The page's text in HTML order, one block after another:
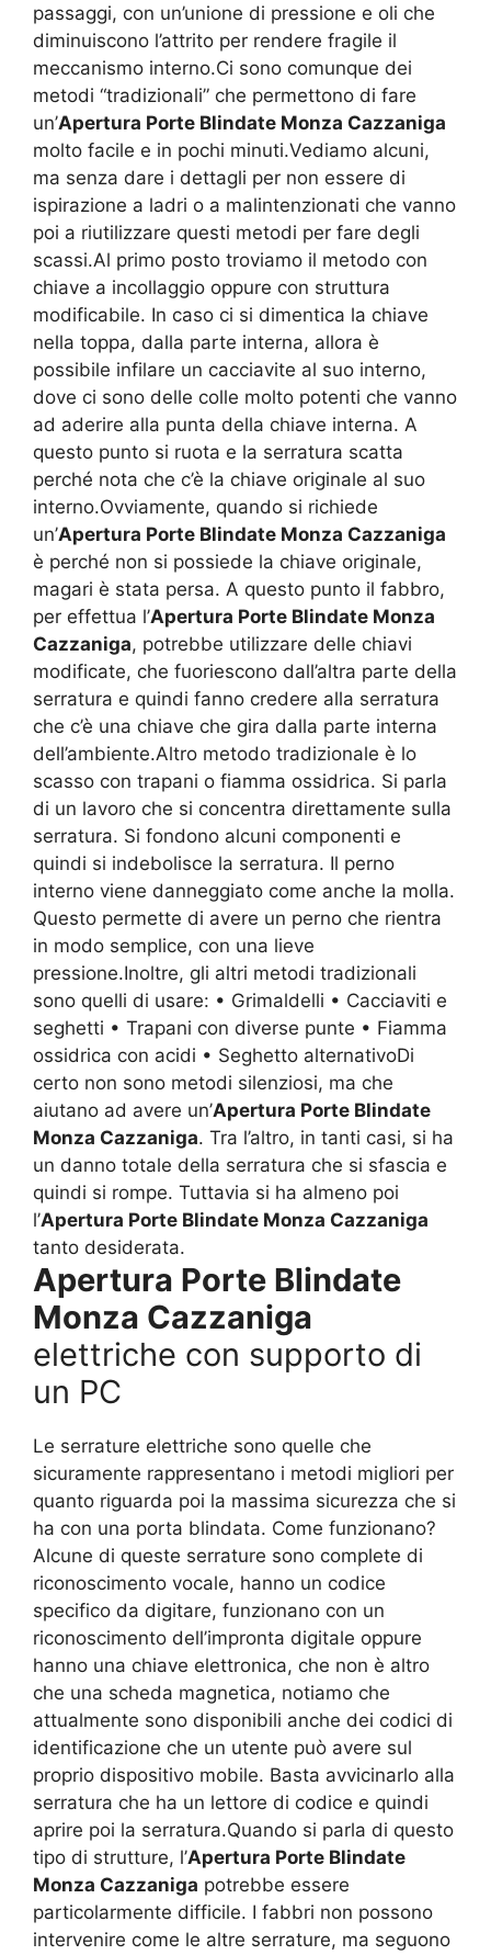
passaggi, con un’unione di pressione e oli che
diminuiscono l’attrito per rendere fragile il
meccanismo interno.Ci sono comunque dei
metodi “tradizionali” che permettono di fare
un’Apertura Porte Blindate Monza Cazzaniga
molto facile e in pochi minuti.Vediamo alcuni,
ma senza dare i dettagli per non essere di
ispirazione a ladri o a malintenzionati che vanno
poi a riutilizzare questi metodi per fare degli
scassi.Al primo posto troviamo il metodo con
chiave a incollaggio oppure con struttura
modificabile. In caso ci si dimentica la chiave
nella toppa, dalla parte interna, allora è
possibile infilare un cacciavite al suo interno,
dove ci sono delle colle molto potenti che vanno
ad aderire alla punta della chiave interna. A
questo punto si ruota e la serratura scatta
perché nota che c’è la chiave originale al suo
interno.Ovviamente, quando si richiede
un’Apertura Porte Blindate Monza Cazzaniga
è perché non si possiede la chiave originale,
magari è stata persa. A questo punto il fabbro,
per effettua l’Apertura Porte Blindate Monza
Cazzaniga, potrebbe utilizzare delle chiavi
modificate, che fuoriescono dall’altra parte della
serratura e quindi fanno credere alla serratura
che c’è una chiave che gira dalla parte interna
dell’ambiente.Altro metodo tradizionale è lo
scasso con trapani o fiamma ossidrica. Si parla
di un lavoro che si concentra direttamente sulla
serratura. Si fondono alcuni componenti e
quindi si indebolisce la serratura. Il perno
interno viene danneggiato come anche la molla.
Questo permette di avere un perno che rientra
in modo semplice, con una lieve
pressione.Inoltre, gli altri metodi tradizionali
sono quelli di usare: • Grimaldelli • Cacciaviti e
seghetti • Trapani con diverse punte • Fiamma
ossidrica con acidi • Seghetto alternativoDi
certo non sono metodi silenziosi, ma che
aiutano ad avere un’Apertura Porte Blindate
Monza Cazzaniga. Tra l’altro, in tanti casi, si ha
un danno totale della serratura che si sfascia e
quindi si rompe. Tuttavia si ha almeno poi
l’Apertura Porte Blindate Monza Cazzaniga
tanto desiderata.
Apertura Porte Blindate
Monza Cazzaniga
elettriche con supporto di
un PC
Le serrature elettriche sono quelle che
sicuramente rappresentano i metodi migliori per
quanto riguarda poi la massima sicurezza che si
ha con una porta blindata. Come funzionano?
Alcune di queste serrature sono complete di
riconoscimento vocale, hanno un codice
specifico da digitare, funzionano con un
riconoscimento dell’impronta digitale oppure
hanno una chiave elettronica, che non è altro
che una scheda magnetica, notiamo che
attualmente sono disponibili anche dei codici di
identificazione che un utente può avere sul
proprio dispositivo mobile. Basta avvicinarlo alla
serratura che ha un lettore di codice e quindi
aprire poi la serratura.Quando si parla di questo
tipo di strutture, l’Apertura Porte Blindate
Monza Cazzaniga potrebbe essere
particolarmente difficile. I fabbri non possono
intervenire come le altre serrature, ma seguono